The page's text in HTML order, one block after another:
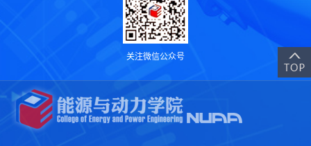
关注微信公众号